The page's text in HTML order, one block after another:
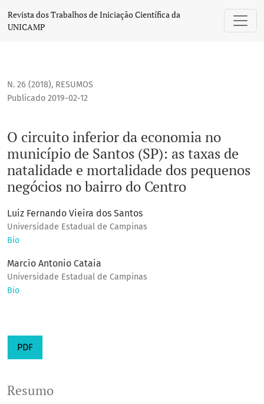
O circuito inferior da economia no município de Santos
Revista dos Trabalhos de Iniciação Científica da
UNICAMP
N. 26 (2018), RESUMOS
O circuito inferior da economia no
município de Santos (SP): as taxas de
natalidade e mortalidade dos pequenos
negócios no bairro do Centro
Publicado 2019-02-12
Luiz Fernando Vieira dos Santos
Universidade Estadual de Campinas
Bio
Marcio Antonio Cataia
Universidade Estadual de Campinas
Bio
PDF
Resumo